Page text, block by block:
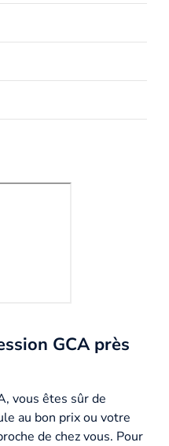
GCA près
vous êtes sûr de
au bon prix ou votre
de chez vous. Pour